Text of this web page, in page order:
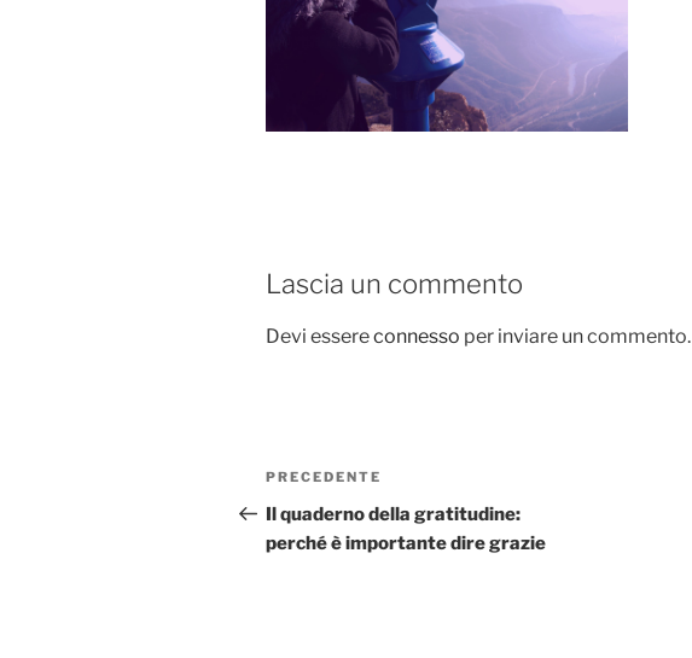
Lascia un commento
Devi essereconnesso per inviare un commento.
Navigazione
articoli
Articolo
precedente:
PRECEDENTE
Il quaderno della gratitudine:
perché è importante dire grazie